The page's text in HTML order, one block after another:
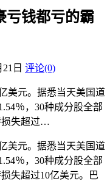
亏钱都亏的霸
日 评论(0)
元。据悉当天美国道
％，30种成分股全部
损失超过…
元。据悉当天美国道
％，30种成分股全部
失超过10亿美元。巴